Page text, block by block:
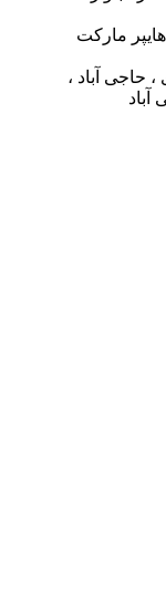
هایپر مارکت
، حاجی آباد ،